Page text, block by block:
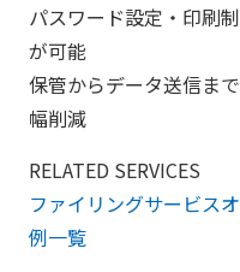
パスワード設定・印刷
が可能
保管からデータ送信ま
幅削減
RELATED SERVICES
ファイリングサービス
例一覧